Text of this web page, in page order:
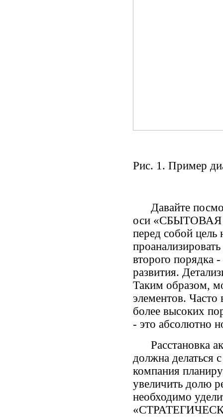
Рис. 1. Пример
Давайте
оси «СБЫТОВАЯ
перед собой цель
второго порядка
развития.
Таким образом,
элементов. Часто
более высоких
- это абсолютно
Расстановка
должна делаться
компания
увеличить долю
необходимо